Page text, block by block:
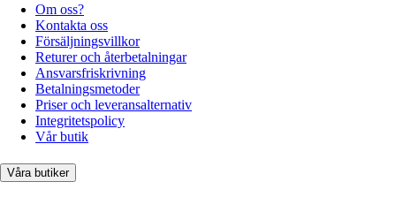
Om oss?
Kontakta oss
Försäljningsvillkor
Returer och återbetalningar
Ansvarsfriskrivning
Betalningsmetoder
Priser och leveransalternativ
Integritetspolicy
Vår butik
Våra butiker